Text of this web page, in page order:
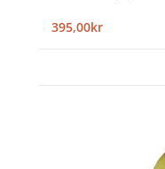
395,00kr